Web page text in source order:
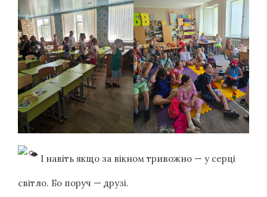
І навіть якщо за вікном тривожно — у серці
світло. Бо поруч — друзі.